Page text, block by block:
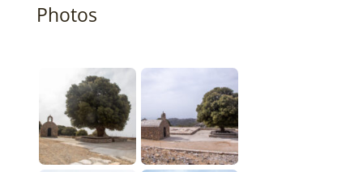
Photos